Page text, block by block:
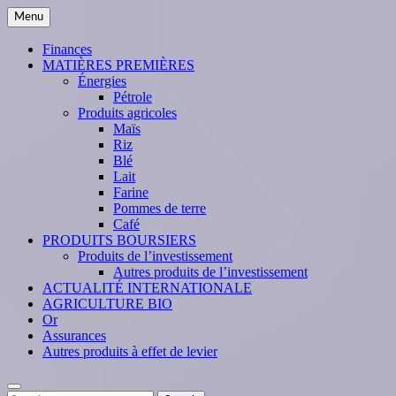
Skip
to
content
Menu
Finances
MATIÈRES PREMIÈRES
Énergies
Pétrole
Produits agricoles
Maïs
Riz
Blé
Lait
Farine
Pommes de terre
Café
PRODUITS BOURSIERS
Produits de l’investissement
Autres produits de l’investissement
ACTUALITÉ INTERNATIONALE
AGRICULTURE BIO
Or
Assurances
Autres produits à effet de levier
Search